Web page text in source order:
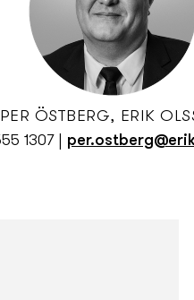
PER ÖSTBERG, ERIK
1307|